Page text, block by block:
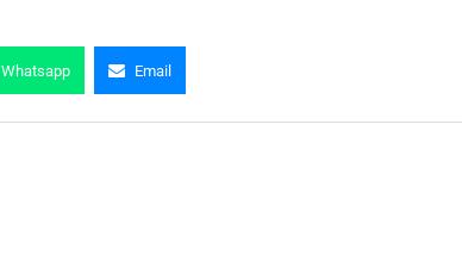
Whatsapp Email